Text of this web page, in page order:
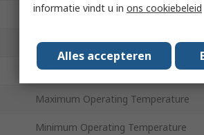
Speed Class Rating
Industrial Grade
Adapter Included
Maximum Operating Temperature
Minimum Operating Temperature
informatie vindt u in ons cookiebeleid
Alles accepteren